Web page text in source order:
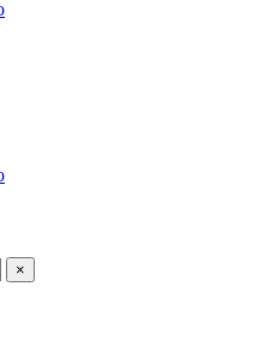
×